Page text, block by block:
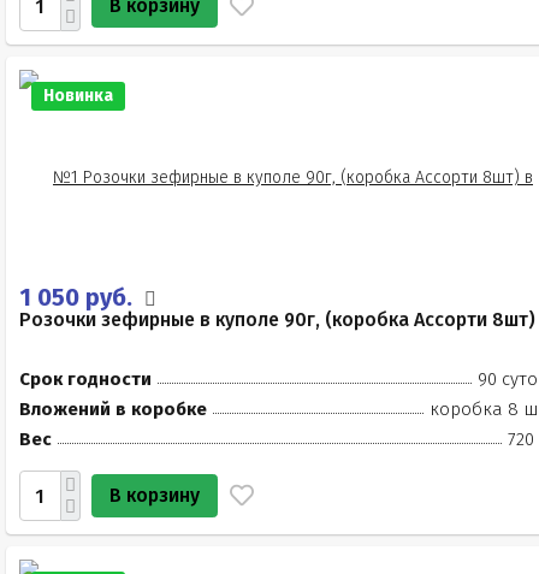
В корзину
Новинка
1 050 руб.
Розочки зефирные в куполе 90г, (коробка Ассорти 8шт)
Срок годности
90
Вложений в коробке
коробка 8
Вес
720
В корзину